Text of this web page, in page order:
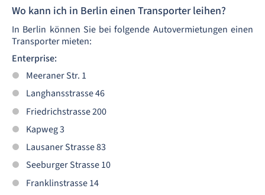
Wo kann ich in Berlin einen Transporter leihen?
In Berlin können Sie bei folgende Autovermietungen einen
Transporter mieten:
Enterprise:
Meeraner Str. 1
Langhansstrasse 46
Friedrichstrasse 200
Kapweg 3
Lausaner Strasse 83
Seeburger Strasse 10
Franklinstrasse 14